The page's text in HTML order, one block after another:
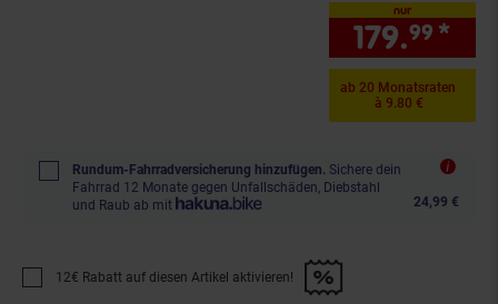
nur
179.99 *
ab 20 Monatsraten
à 9.80 €
Rundum-Fahrradversicherung hinzufügen. Sichere dein
Fahrrad 12 Monate gegen Unfallschäden, Diebstahl
und Raub ab mit
24,99 €
Promotion "12€ Rabatt auf diesen Artikel aktivieren!" anwenden
12€ Rabatt auf diesen Artikel aktivieren!